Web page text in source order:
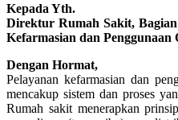
Kepada Yth.
Direktur Rumah Sakit,
Kefarmasian dan Penggunaan
Dengan Hormat,
Pelayanan kefarmasian dan
mencakup sistem dan proses
Rumah sakit menerapkan